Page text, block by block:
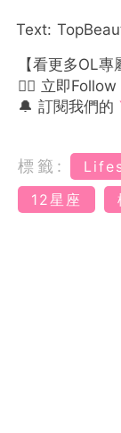
Text:
【看更多OL專
👉🏻 立即
🔔 訂閱我們的
標籤:
12星座